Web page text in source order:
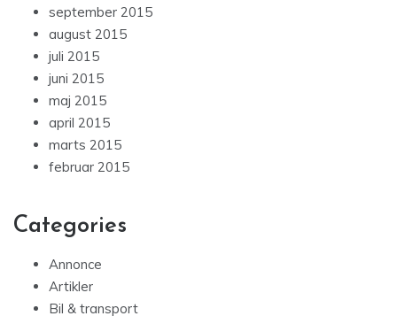
september 2015
august 2015
juli 2015
juni 2015
maj 2015
april 2015
marts 2015
februar 2015
Categories
Annonce
Artikler
Bil & transport